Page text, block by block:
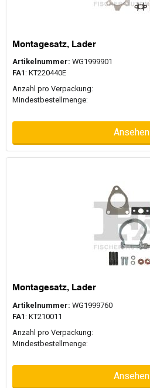
Montagesatz, Lader
Artikelnummer: WG1999901
FA1 : KT220440E
Anzahl pro Verpackung:
Mindestbestellmenge:
Ansehen
Montagesatz, Lader
Artikelnummer: WG1999760
FA1 : KT210011
Anzahl pro Verpackung:
Mindestbestellmenge:
Ansehen